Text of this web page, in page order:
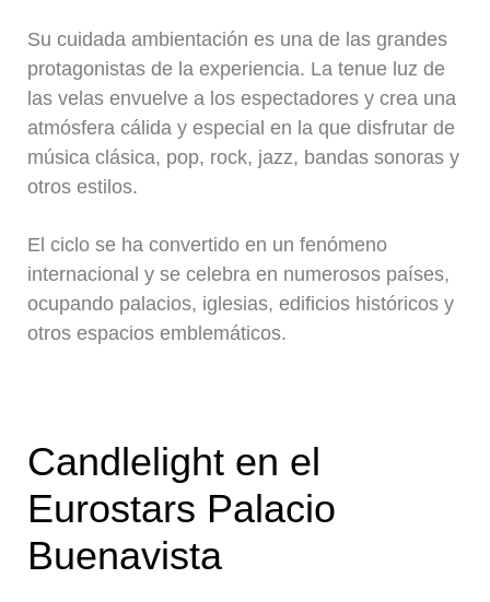
Su cuidada ambientación es una de las grandes
protagonistas de la experiencia. La tenue luz de
las velas envuelve a los espectadores y crea una
atmósfera cálida y especial en la que disfrutar de
música clásica, pop, rock, jazz, bandas sonoras y
otros estilos.
El ciclo se ha convertido en un fenómeno
internacional y se celebra en numerosos países,
ocupando palacios, iglesias, edificios históricos y
otros espacios emblemáticos.
Candlelight en el
Eurostars Palacio
Buenavista